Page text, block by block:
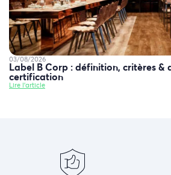
03/08/2026
Label B Corp : définition, critères &
certification
Lire l'article